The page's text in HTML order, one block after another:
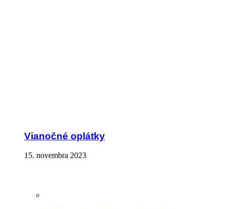
Vianočné oplátky
15. novembra 2023